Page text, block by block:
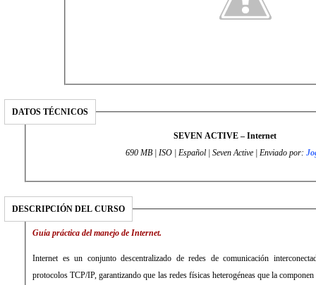
DATOS TÉCNICOS
SEVEN ACTIVE – Internet
690 MB | ISO | Español | Seven Active | Enviado por:
DESCRIPCIÓN DEL CURSO
Guía práctica del manejo de Internet.
Internet es un conjunto descentralizado de redes de comunicación
protocolos TCP/IP, garantizando que las redes físicas heterogéneas que la